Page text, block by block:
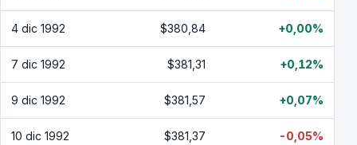
4 dic 1992 $380,84 +0,00%
7 dic 1992 $381,31 +0,12%
9 dic 1992 $381,57 +0,07%
10 dic 1992 $381,37 -0,05%